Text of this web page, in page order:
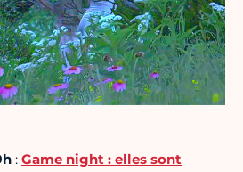
: Game night : elles sont